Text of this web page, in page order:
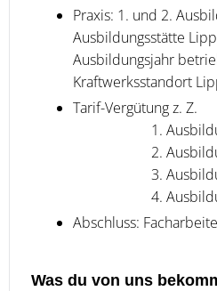
Praxis: 1. und 2.
Ausbildungsstätte
Ausbildungsjahr
Kraftwerksstandort
Tarif-Vergütung z. Z.
1.
2.
3.
4.
Abschluss:
Was du von uns